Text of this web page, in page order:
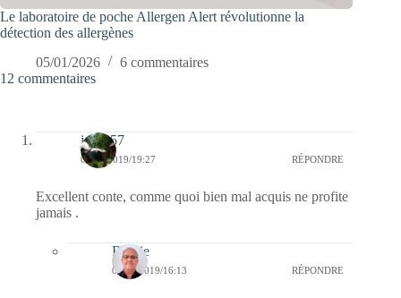
Le laboratoire de poche Allergen Alert révolutionne la
détection des allergènes
05/01/2026
6 commentaires
12 commentaires
jazzy57
06/12/2019/19:27 RÉPONDRE
Excellent conte, comme quoi bien mal acquis ne profite
jamais .
Bernie
08/12/2019/16:13 RÉPONDRE